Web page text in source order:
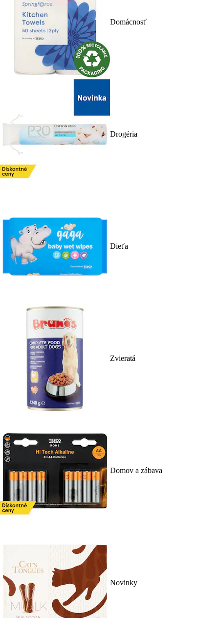
Domácnosť
Drogéria
Dieťa
Zvieratá
Domov a zábava
Novinky